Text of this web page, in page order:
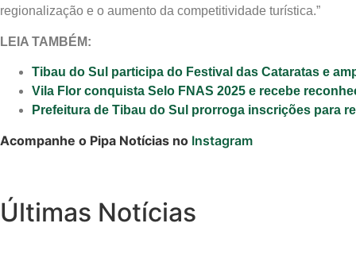
regionalização e o aumento da competitividade turística.”
LEIA TAMBÉM:
Tibau do Sul participa do Festival das Cataratas e
Vila Flor conquista Selo FNAS 2025 e recebe
Prefeitura de Tibau do Sul prorroga inscrições para
Acompanhe o Pipa Notícias no Instagram
Últimas Notícias